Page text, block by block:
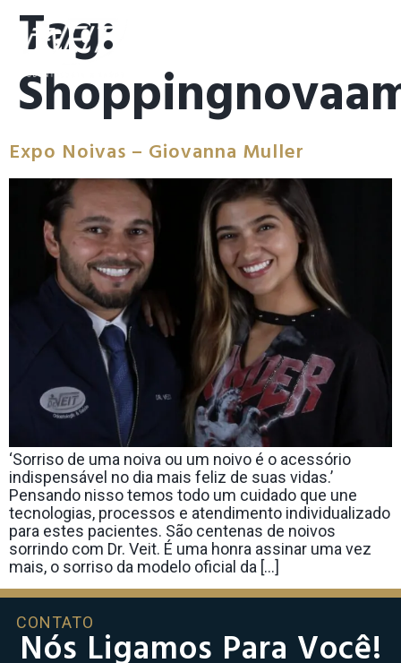
Tag:
Expo Noivas – Giovanna Muller
‘Sorriso de uma noiva ou um noivo é o acessório
indispensável no dia mais feliz de suas vidas.’
Pensando nisso temos todo um cuidado que une
tecnologias, processos e atendimento individualizado
para estes pacientes. São centenas de noivos
sorrindo com Dr. Veit. É uma honra assinar uma vez
mais, o sorriso da modelo oficial da […]
CONTATO
Nós Ligamos Para Você!